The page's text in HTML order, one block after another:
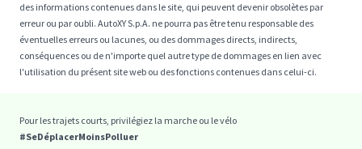
des informations contenues dans le site, qui peuvent devenir obsolètes par
erreur ou par oubli. AutoXY S.p.A. ne pourra pas être tenu responsable des
éventuelles erreurs ou lacunes, ou des dommages directs, indirects,
conséquences ou de n'importe quel autre type de dommages en lien avec
l'utilisation du présent site web ou des fonctions contenues dans celui-ci.
Pour les trajets courts, privilégiez la marche ou le vélo
#SeDéplacerMoinsPolluer